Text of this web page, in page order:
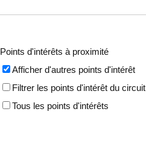
Points d'intérêts à proximité
Afficher d'autres points d'intérêt
Filtrer les points d'intérêt du circuit
Tous les points d'intérêts